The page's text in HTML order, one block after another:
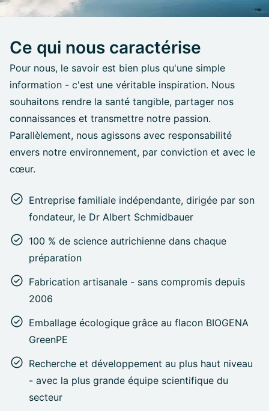
Ce qui nous caractérise
Pour nous, le savoir est bien plus qu'une simple
information - c'est une véritable inspiration. Nous
souhaitons rendre la santé tangible, partager nos
connaissances et transmettre notre passion.
Parallèlement, nous agissons avec responsabilité
envers notre environnement, par conviction et avec le
cœur.
Entreprise familiale indépendante, dirigée par son
fondateur, le Dr Albert Schmidbauer
100 % de science autrichienne dans chaque
préparation
Fabrication artisanale - sans compromis depuis
2006
Emballage écologique grâce au flacon BIOGENA
GreenPE
Recherche et développement au plus haut niveau
- avec la plus grande équipe scientifique du
secteur